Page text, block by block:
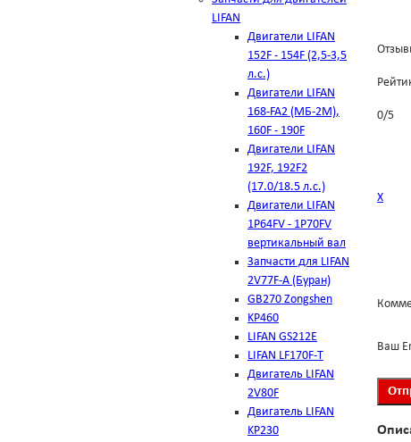
LIFAN
Двигатели LIFAN
152F - 154F (2,5-3,5
л.с.)
Двигатели LIFAN
168-FA2 (МБ-2М),
160F - 190F
Двигатели LIFAN
192F, 192F2
(17.0/18.5 л.с.)
Двигатели LIFAN
1Р64FV - 1Р70FV
вертикальный вал
Запчасти для LIFAN
2V77F-A (Буран)
GB270 Zongshen
KP460
LIFAN GS212E
LIFAN LF170F-T
Двигатель LIFAN
2V80F
Двигатель LIFAN
KP230
0/5
Х
Ваш